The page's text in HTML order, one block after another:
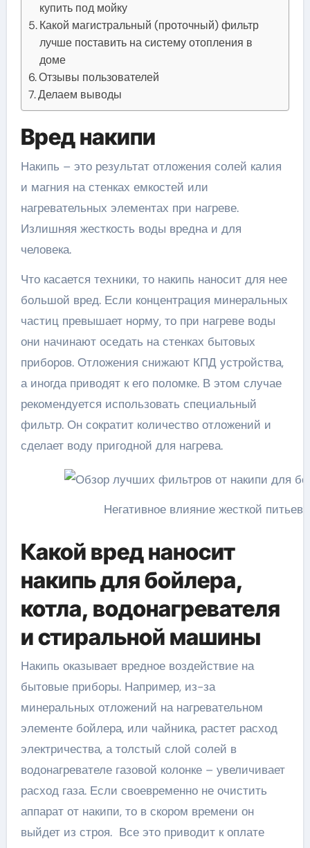
купить под мойку
Какой магистральный (проточный) фильтр
лучше поставить на систему отопления в
доме
Отзывы пользователей
Делаем выводы
Вред накипи
Накипь – это результат отложения солей калия
и магния на стенках емкостей или
нагревательных элементах при нагреве.
Излишняя жесткость воды вредна и для
человека.
Что касается техники, то накипь наносит для нее
большой вред. Если концентрация минеральных
частиц превышает норму, то при нагреве воды
они начинают оседать на стенках бытовых
приборов. Отложения снижают КПД устройства,
а иногда приводят к его поломке. В этом случае
рекомендуется использовать специальный
фильтр. Он сократит количество отложений и
сделает воду пригодной для нагрева.
Негативное влияние жесткой
Какой вред наносит
накипь для бойлера,
котла, водонагревателя
и стиральной машины
Накипь оказывает вредное воздействие на
бытовые приборы. Например, из-за
минеральных отложений на нагревательном
элементе бойлера, или чайника, растет расход
электричества, а толстый слой солей в
водонагревателе газовой колонке – увеличивает
расход газа. Если своевременно не очистить
аппарат от накипи, то в скором времени он
выйдет из строя. Все это приводит к оплате